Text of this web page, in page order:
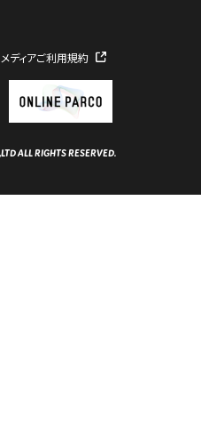
ディアご利用規約
ALL RIGHTS RESERVED.